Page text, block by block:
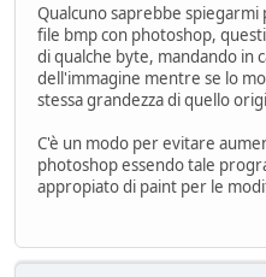
Qualcuno saprebbe
file bmp con photoshop,
di qualche byte, mandando in
dell'immagine mentre se lo
stessa grandezza di quello
C'è un modo per evitare
photoshop essendo tale
appropiato di paint per le